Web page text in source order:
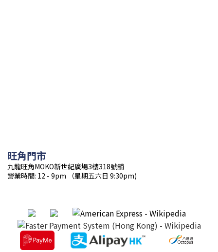
旺角門市
九龍旺角MOKO新世紀廣場3樓318號舖
營業時間: 12 - 9pm （星期五六日 9:30pm)